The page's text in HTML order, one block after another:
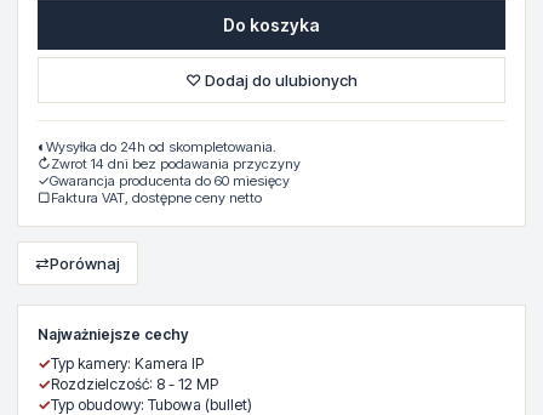
Najważniejsze cechy
✓Typ kamery: Kamera IP
✓Rozdzielczość: 8 - 12 MP
✓Typ obudowy: Tubowa (bullet)
Do koszyka
♡ Dodaj do ulubionych
◐ Wysyłka do 24h od skompletowania.
↻Zwrot 14 dni bez podawania przyczyny
✓Gwarancja producenta do 60 miesięcy
▢Faktura VAT, dostępne ceny netto
⇄Porównaj